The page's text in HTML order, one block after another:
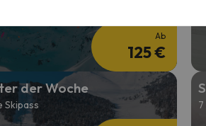
Ab
125 €
der Woche
Skipass